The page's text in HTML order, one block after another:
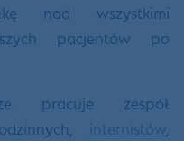
nad wszystkimi
pacjentów po
pracuje zespół
internistów